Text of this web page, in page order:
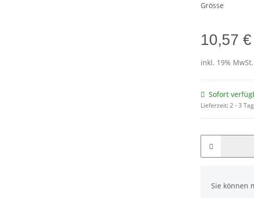
Grösse
10,57 €
inkl. 19%
Sofort
Lieferzeit:2 - 3
Sie können